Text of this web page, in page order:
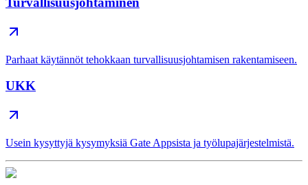
Parhaat käytännöt tehokkaan turvallisuusjohtamisen rakentamiseen.
UKK
Usein kysyttyjä kysymyksiä Gate Appsista ja työlupajärjestelmistä.